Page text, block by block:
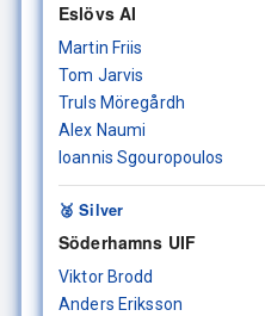
Eslövs AI
Martin Friis
Tom Jarvis
Truls Möregårdh
Alex Naumi
Ioannis Sgouropoulos
🥈 Silver
Söderhamns UIF
Viktor Brodd
Anders Eriksson